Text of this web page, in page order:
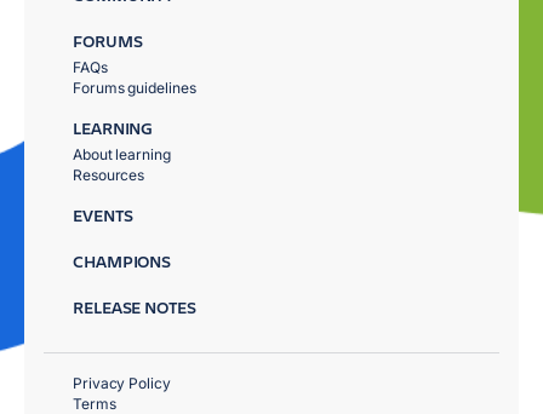
FORUMS
FAQs
Forums guidelines
LEARNING
About learning
Resources
EVENTS
CHAMPIONS
RELEASE NOTES
Privacy Policy
Terms